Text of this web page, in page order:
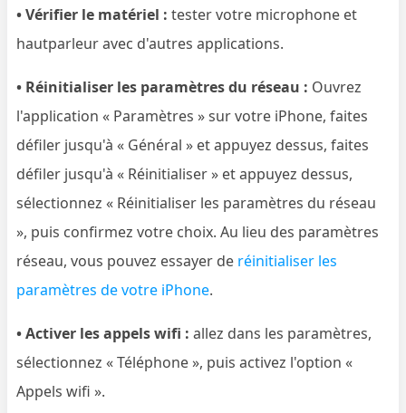
• Vérifier le matériel : tester votre microphone et
hautparleur avec d'autres applications.
• Réinitialiser les paramètres du réseau : Ouvrez
l'application « Paramètres » sur votre iPhone, faites
défiler jusqu'à « Général » et appuyez dessus, faites
défiler jusqu'à « Réinitialiser » et appuyez dessus,
sélectionnez « Réinitialiser les paramètres du réseau
», puis confirmez votre choix. Au lieu des paramètres
réseau, vous pouvez essayer de réinitialiser les
paramètres de votre iPhone.
• Activer les appels wifi : allez dans les paramètres,
sélectionnez « Téléphone », puis activez l'option «
Appels wifi ».